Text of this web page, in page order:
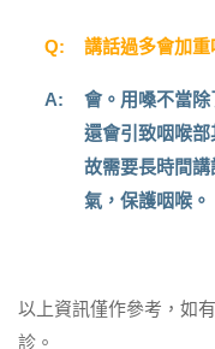
Q: 講話過多會加重
A:
會。用嗓不當除
還會引致咽喉部
故需要長時間
氣，保護咽喉。
以上資訊僅作參考，如
診。